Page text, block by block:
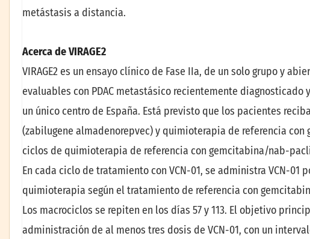
metástasis a distancia.
Acerca de VIRAGE2
VIRAGE2 es un ensayo clínico de Fase IIa, de un solo grupo y
evaluables con PDAC metastásico recientemente
un único centro de España. Está previsto que los pacientes
(zabilugene almadenorepvec) y quimioterapia de referencia
ciclos de quimioterapia de referencia con gemcitabina/nab-
En cada ciclo de tratamiento con VCN-01, se administra VCN-01
quimioterapia según el tratamiento de referencia con
Los macrociclos se repiten en los días 57 y 113. El objetivo
administración de al menos tres dosis de VCN-01, con un